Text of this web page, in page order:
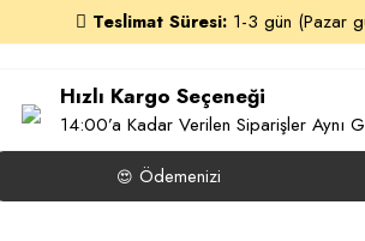
Teslimat Süresi: 1-3 gün (Pazar
Hızlı Kargo Seçeneği
14:00’a Kadar Verilen Siparişler Aynı
😍 Ödemenizi